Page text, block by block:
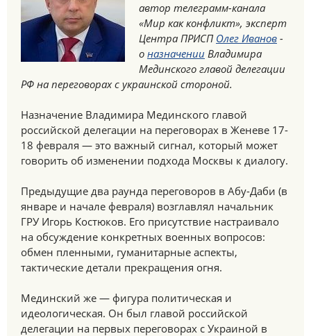
автор телеграмм-канала
«Мир как конфликт», эксперт
Центра ПРИСП Олег Иванов -
о назначении Владимира
Мединского главой делегации
РФ на переговорах с украинской стороной.
Назначение Владимира Мединского главой
российской делегации на переговорах в Женеве 17-
18 февраля — это важный сигнал, который может
говорить об изменении подхода Москвы к диалогу.
Предыдущие два раунда переговоров в Абу-Даби (в
январе и начале февраля) возглавлял начальник
ГРУ Игорь Костюков. Его присутствие настраивало
на обсуждение конкретных военных вопросов:
обмен пленными, гуманитарные аспекты,
тактические детали прекращения огня.
Мединский же — фигура политическая и
идеологическая. Он был главой российской
делегации на первых переговорах с Украиной в